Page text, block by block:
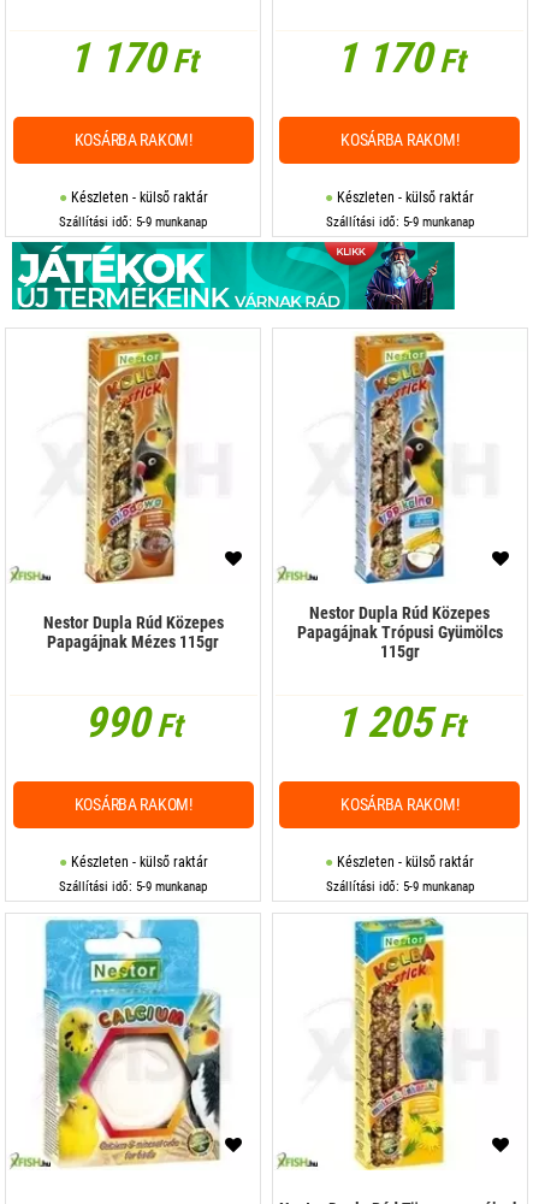
1 170Ft
Készleten - külső raktár
Szállítási idő: 5-9 munkanap
KOSÁRBA RAKOM!
1 170Ft
Készleten - külső raktár
Szállítási idő: 5-9 munkanap
KOSÁRBA RAKOM!
Nestor Dupla Rúd Közepes
Papagájnak Mézes 115gr
990Ft
Készleten - külső raktár
Szállítási idő: 5-9 munkanap
KOSÁRBA RAKOM!
Nestor Dupla Rúd Közepes
Papagájnak Trópusi Gyümölcs
115gr
1 205Ft
Készleten - külső raktár
Szállítási idő: 5-9 munkanap
KOSÁRBA RAKOM!